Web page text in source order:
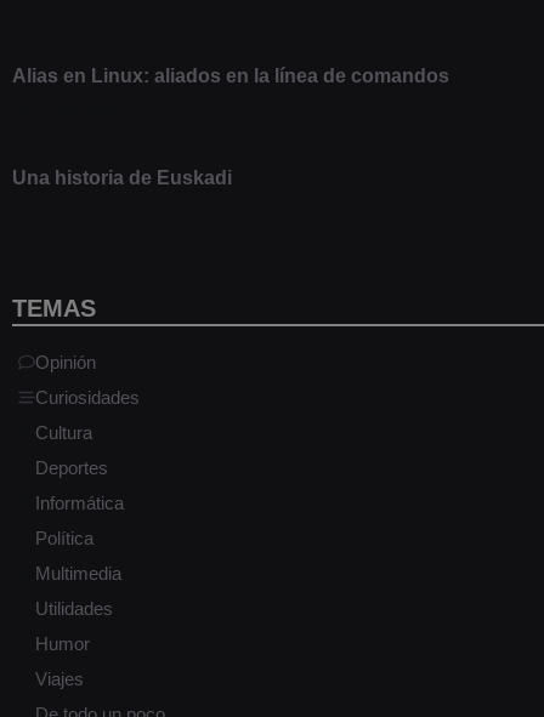
Alias en Linux: aliados en la línea de comandos
Una historia de Euskadi
TEMAS
Opinión
Curiosidades
Cultura
Deportes
Informática
Política
Multimedia
Utilidades
Humor
Viajes